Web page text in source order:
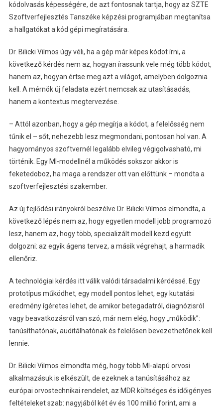
kódolvasás képességére, de azt fontosnak tartja, hogy az SZTE
Szoftverfejlesztés Tanszéke képzési programjában megtanítsa
a hallgatókat a kód gépi megíratására.
Dr. Bilicki Vilmos úgy véli, ha a gép már képes kódot írni, a
következő kérdés nem az, hogyan írassunk vele még több kódot,
hanem az, hogyan értse meg azt a világot, amelyben dolgoznia
kell. A mérnök új feladata ezért nemcsak az utasításadás,
hanem a kontextus megtervezése.
– Attól azonban, hogy a gép megírja a kódot, a felelősség nem
tűnik el – sőt, nehezebb lesz megmondani, pontosan hol van. A
hagyományos szoftvernél legalább elvileg végigolvasható, mi
történik. Egy MI-modellnél a működés sokszor akkor is
feketedoboz, ha maga a rendszer ott van előttünk – mondta a
szoftverfejlesztési szakember.
Az új fejlődési irányokról beszélve Dr. Bilicki Vilmos elmondta, a
következő lépés nem az, hogy egyetlen modell jobb programozó
lesz, hanem az, hogy több, specializált modell kezd együtt
dolgozni: az egyik ágens tervez, a másik végrehajt, a harmadik
ellenőriz.
A technológiai kérdés itt válik valódi társadalmi kérdéssé. Egy
prototípus működhet, egy modell pontos lehet, egy kutatási
eredmény ígéretes lehet, de amikor betegadatról, diagnózisról
vagy beavatkozásról van szó, már nem elég, hogy „működik”:
tanúsíthatónak, auditálhatónak és felelősen bevezethetőnek kell
lennie.
Dr. Bilicki Vilmos elmondta még, hogy több MI-alapú orvosi
alkalmazásuk is elkészült, de ezeknek a tanúsításához az
európai orvostechnikai rendelet, az MDR költséges és időigényes
feltételeket szab: nagyjából két év és 100 millió forint, ami a